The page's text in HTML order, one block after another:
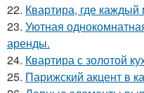
22. Квартира, где
23. Уютная
аренды.
24. Квартира с золотой
25. Парижский акцент в